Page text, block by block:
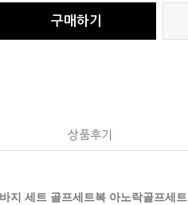
구매하기
상품후기
지 세트 골프세트복 아노락골프세트